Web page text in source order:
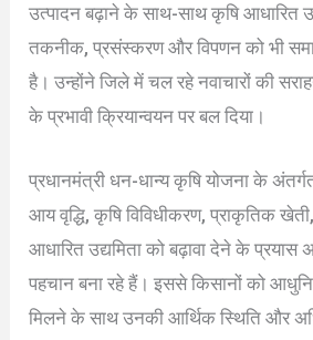
उत्पादन बढ़ाने के साथ-साथ कृषि आधारित
तकनीक, प्रसंस्करण और विपणन को भी
है। उन्होंने जिले में चल रहे नवाचारों की
के प्रभावी क्रियान्वयन पर बल दिया।
प्रधानमंत्री धन-धान्य कृषि योजना के
आय वृद्धि, कृषि विविधीकरण, प्राकृतिक
आधारित उद्यमिता को बढ़ावा देने के प्रयास
पहचान बना रहे हैं। इससे किसानों को
मिलने के साथ उनकी आर्थिक स्थिति और